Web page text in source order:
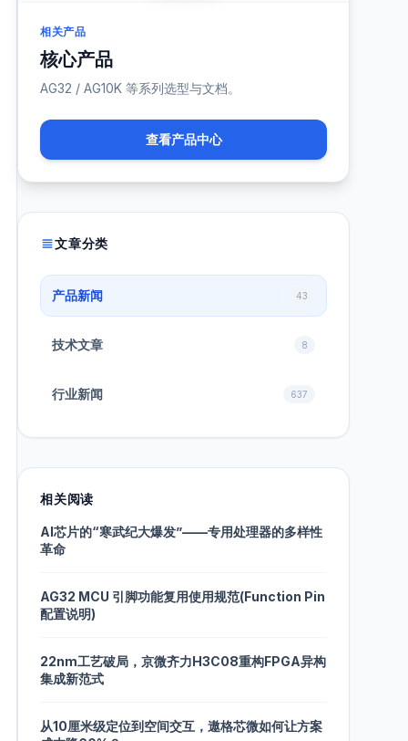
相关产品
核心产品
AG32 / AG10K 等系列选型与文档。
查看产品中心
文章分类
产品新闻 43
技术文章 8
行业新闻 637
相关阅读
AI芯片的“寒武纪大爆发”——专用处理器的多样性
革命
AG32 MCU 引脚功能复用使用规范(Function Pin
配置说明)
22nm工艺破局，京微齐力H3C08重构FPGA异构
集成新范式
从10厘米级定位到空间交互，遨格芯微如何让方案